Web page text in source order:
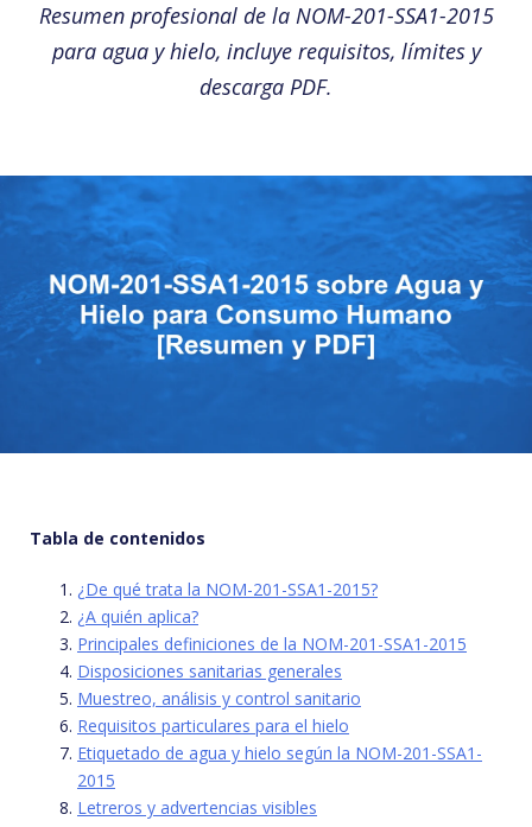
Resumen profesional de la NOM-201-SSA1-2015
para agua y hielo, incluye requisitos, límites y
descarga PDF.
Tabla de contenidos
¿De qué trata la NOM-201-SSA1-2015?
¿A quién aplica?
Principales definiciones de la NOM-201-SSA1-2015
Disposiciones sanitarias generales
Muestreo, análisis y control sanitario
Requisitos particulares para el hielo
Etiquetado de agua y hielo según la NOM-201-SSA1-
2015
Letreros y advertencias visibles